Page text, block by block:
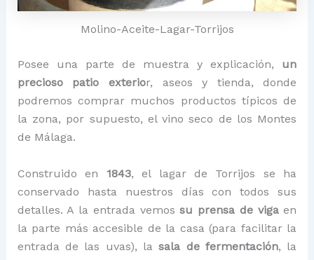
Molino-Aceite-Lagar-Torrijos
Posee una parte de muestra y explicación, un
precioso patio exterior, aseos y tienda, donde
podremos comprar muchos productos típicos de
la zona, por supuesto, el vino seco de los Montes
de Málaga.
Construido en 1843, el lagar de Torrijos se ha
conservado hasta nuestros días con todos sus
detalles. A la entrada vemossu prensa de vigaen
la parte más accesible de la casa (para facilitar la
entrada de las uvas), lasala de fermentación, la